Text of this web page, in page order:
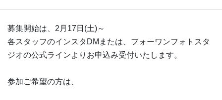
募集開始は、2月17日(土)～
各スタッフのインスタDMまたは、フォーワンフォトスタ
ジオの公式ラインよりお申込み受付いたします。
参加ご希望の方は、